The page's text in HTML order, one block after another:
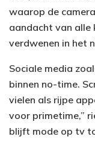
waarop de
aandacht van alle
verdwenen in het
Sociale media
binnen no-time.
vielen als rijpe
voor primetime,”
blijft mode op tv